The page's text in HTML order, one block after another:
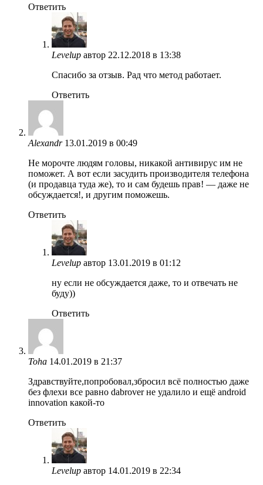
Ответить
Levelup автор 22.12.2018 в 13:38
Спасибо за отзыв. Рад что метод работает.
Ответить
Alexandr 13.01.2019 в 00:49
Не морочте людям головы, никакой антивирус им не
поможет. А вот если засудить производителя телефона
(и продавца туда же), то и сам будешь прав! — даже не
обсуждается!, и другим поможешь.
Ответить
Levelup автор 13.01.2019 в 01:12
ну если не обсуждается даже, то и отвечать не
буду))
Ответить
Toha 14.01.2019 в 21:37
Здравствуйте,попробовал,збросил всё полностью даже
без флехи все равно dabrover не удалило и ещё android
innovation какой-то
Ответить
Levelup автор 14.01.2019 в 22:34